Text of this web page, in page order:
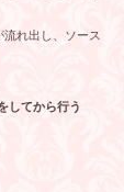
れ出し、ソース
してから行う